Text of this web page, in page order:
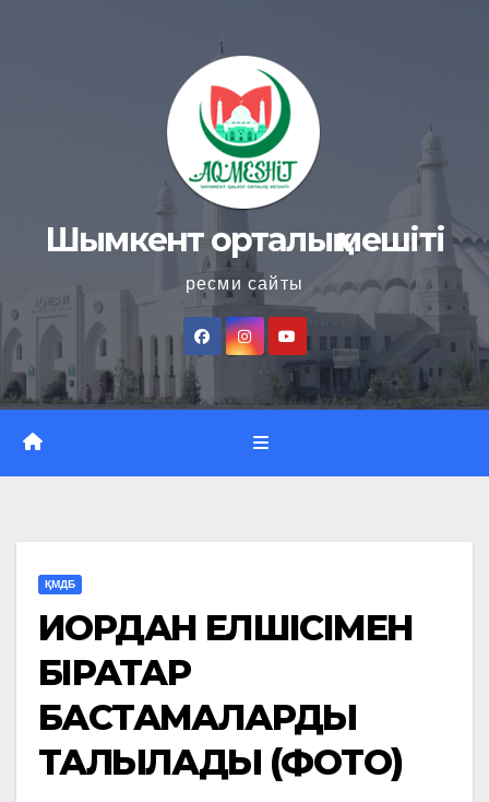
Шымкент орталық мешіті
ресми сайты
ҚМДБ
ИОРДАН ЕЛШІСІМЕН
БІРҚАТАР
БАСТАМАЛАРДЫ
ТАЛҚЫЛАДЫ (ФОТО)